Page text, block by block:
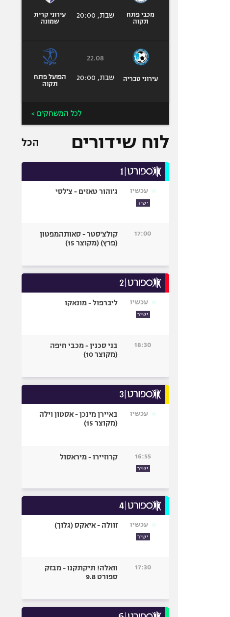
מכבי פתח
תקוה
שבת, 20:00
עירוני קרית
שמונה
עירוני טבריה
22.08
שבת, 20:00
הפועל פתח
תקוה
לכל המשחקים >
לוח שידורים הכל
עכשיו
ישיר
ג'והור טאזים - צ'לסי
17:00
קולצ'סטר - סאותהמפטון
(פרץ) (מקוצר 15)
עכשיו
ישיר
ליברפול - מונאקו
18:30
בני סכנין - מכבי חיפה
(מקוצר 10)
עכשיו
באיירן מינכן - אסטון וילה
(מקוצר 15)
16:55
ישיר
קרוזיירו - מיראסול
עכשיו
ישיר
זוולה - איאקס (גלוך)
17:30
וואלה! תיקתקנו - מבזק
ספורט 9.8